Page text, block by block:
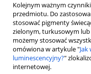
Kolejnym ważnym
przedmiotu. Do
stosować pigmenty
zielonym, turkusowym
możemy stosować
omówiona w artykule "
luminescencyjny?"
internetowej.